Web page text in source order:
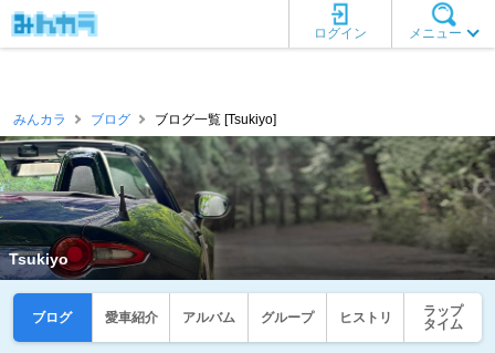
メニュー
ログイン
みんカラ ブログ ブログ一覧 [Tsukiyo]
Tsukiyo
ブログ 愛車紹介 アルバム グループ ヒストリ
ラップ
タイム